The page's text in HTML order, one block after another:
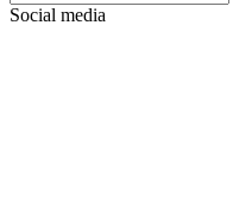
Social media